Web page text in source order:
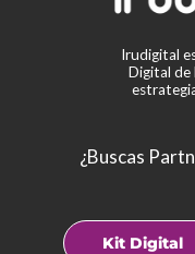
Irudigital
Digital de
¿Buscas
Kit Digital